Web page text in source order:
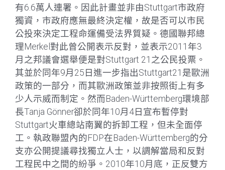
有6.6萬人連署。因此計畫並非由Stuttgart市政府
獨資，市政府應無最終決定權，故是否可以市民
公投來決定工程命運備受法界質疑。德國聯邦總
理Merkel對此曾公開表示反對，並表示2011年3
月之邦議會選舉便是對Stuttgart 21之公民投票。
其並於同年9月25日進一步指出Stuttgart21是歐洲
政策的一部分，而其歐洲政策並非按照街上有多
少人示威而制定。然而Baden-Württemberg環境部
長Tanja Gönner卻於同年10月4日宣布暫停對
Stuttgart火車總站南翼的拆卸工程，但未全面停
工。執政聯盟內的FDP在Baden-Württemberg的分
支亦公開提議尋找獨立人士，以調解當局和反對
工程民中之間的紛爭。2010年10月底，正反雙方